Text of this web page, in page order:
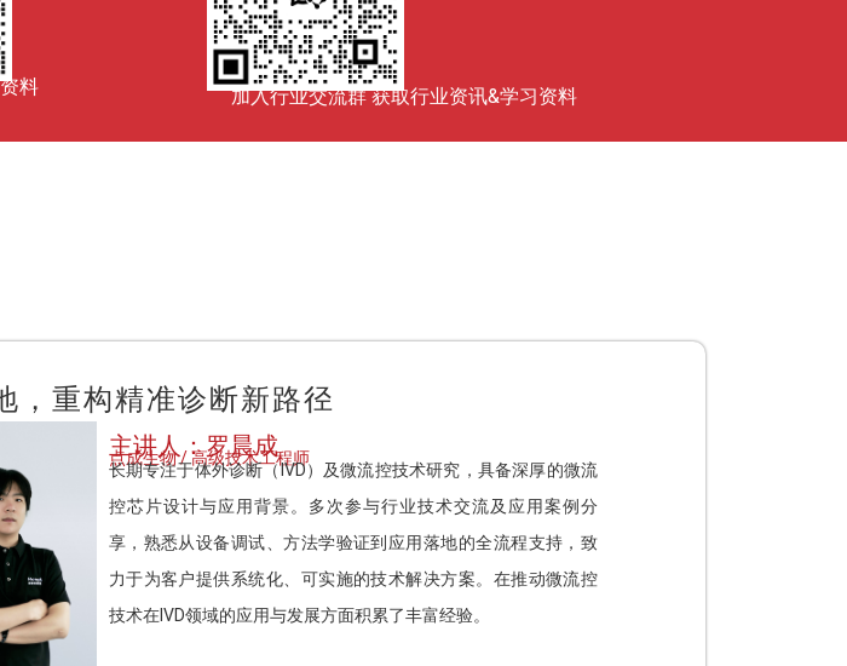
料 加入行业交流群 获取行业资讯&学习资料
，重构精准诊断新路径
主讲人：罗晨成
点成生物 / 高级技术工程师
长期专注于体外诊断（IVD）及微流控技术研究，具备深厚的微流
控芯片设计与应用背景。多次参与行业技术交流及应用案例分
享，熟悉从设备调试、方法学验证到应用落地的全流程支持，致
力于为客户提供系统化、可实施的技术解决方案。在推动微流控
技术在IVD领域的应用与发展方面积累了丰富经验。